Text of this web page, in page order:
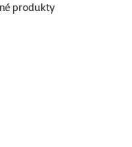
zoo magazín léto 2026
produkty